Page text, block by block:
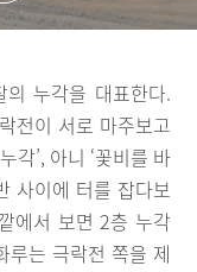
누각을 대표한다.
전이 서로 마주보고
각’, 아니 ‘꽃비를 바
사이에 터를 잡다보
에서 보면 2층 누각
루는 극락전 쪽을 제